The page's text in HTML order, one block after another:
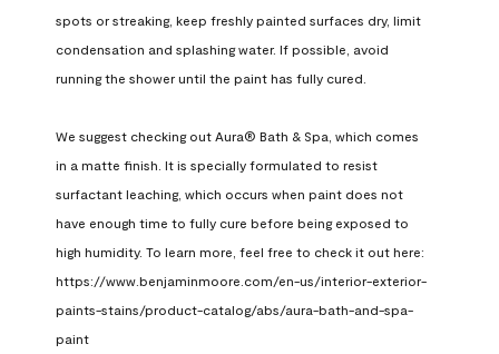
spots or streaking, keep freshly painted surfaces dry, limit
condensation and splashing water. If possible, avoid
running the shower until the paint has fully cured.
We suggest checking out Aura® Bath & Spa, which comes
in a matte finish. It is specially formulated to resist
surfactant leaching, which occurs when paint does not
have enough time to fully cure before being exposed to
high humidity. To learn more, feel free to check it out here:
https://www.benjaminmoore.com/en-us/interior-exterior-
paints-stains/product-catalog/abs/aura-bath-and-spa-
paint